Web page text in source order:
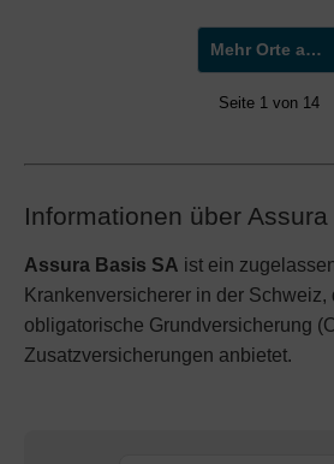
Mehr Orte anzeigen »
Seite 1 von 14
Informationen über
Assura Basis SA ist ein
Krankenversicherer in der Schweiz,
obligatorische Grundversicherung
Zusatzversicherungen anbietet.